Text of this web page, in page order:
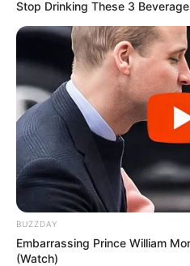
vetëm ndonjë e papritur mund
Stop Drinking These 3
BUZZDAY
Embarrassing Prince William
(Watch)